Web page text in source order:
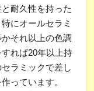
耐久性を持った
にオールセラミ
それ以上の色調
れば20年以上持
ラミックで差し
っています。